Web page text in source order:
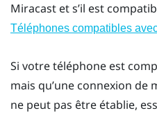
Miracast et s’il est
Téléphones compatibles
Si votre téléphone est
mais qu’une connexion
ne peut pas être établie,